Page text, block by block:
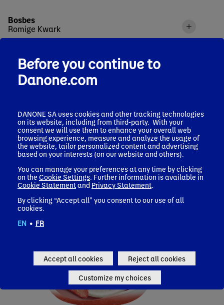
Romige Kwark
Bosbes
Danio Luchtige Kwark
jij ‘m lekker vindt.
Before you continue to
Danone.com
DANONE SA uses cookies and other tracking technologies
on its website, including from third-party. With your
consent we will use them to enhance your overall web
browsing experience, measure and analyze the usage of
the website, tailor personalized content and advertising
based on your interests (on our website and others).
You can manage your preferences at any time by clicking
on the Cookie Settings . Further information is available in
Cookie Statementand Privacy Statement
By clicking “Accept all” you consent to our use of all
cookies.
EN • FR
Accept all cookies Reject all cookies
Customize my choices